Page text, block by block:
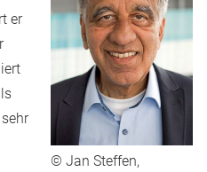
© Jan Steffen,
er